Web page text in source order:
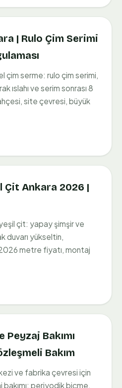
| Rulo Çim Serimi
çim serme: rulo çim serimi,
ıslahı ve serim sonrası 8
site çevresi, büyük
Çit Ankara 2026 |
çit: yapay şimşir ve
duvarı yükseltin,
metre fiyatı, montaj
Bakımı
Bakım
ve fabrika çevresi için
bakımı: periyodik biçme,